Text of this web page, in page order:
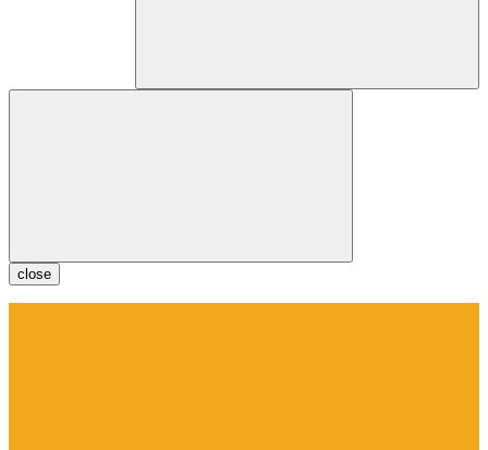
close